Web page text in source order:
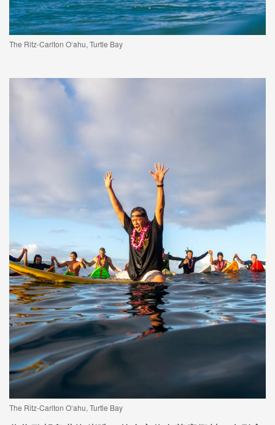
The Ritz-Carlton O‘ahu, Turtle Bay
The Ritz-Carlton O‘ahu, Turtle Bay